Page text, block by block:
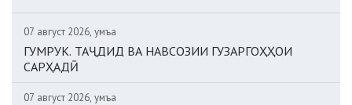
07 август 2026, Ҷумъа
ГУМРУК. ТАҶДИД ВА НАВСОЗИИ ГУЗАРГОҲҲОИ
САРҲАДӢ
07 август 2026, Ҷумъа